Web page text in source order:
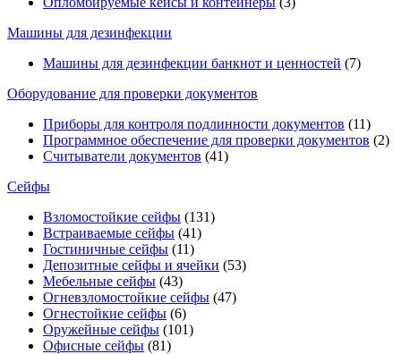
Машины для дезинфекции
Машины для дезинфекции банкнот и ценностей (7)
Оборудование для проверки документов
Приборы для контроля подлинности документов (11)
Программное обеспечение для проверки документов (2)
Считыватели документов (41)
Сейфы
Взломостойкие сейфы (131)
Встраиваемые сейфы (41)
Гостиничные сейфы (11)
Депозитные сейфы и ячейки (53)
Мебельные сейфы (43)
Огневзломостойкие сейфы (47)
Огнестойкие сейфы (6)
Оружейные сейфы (101)
Офисные сейфы (81)